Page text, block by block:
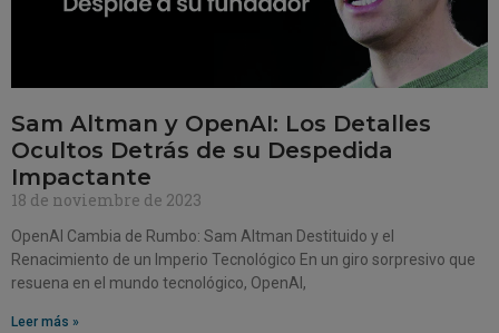
Sam Altman y OpenAI: Los Detalles
Ocultos Detrás de su Despedida
Impactante
18 de noviembre de 2023
OpenAI Cambia de Rumbo: Sam Altman Destituido y el
Renacimiento de un Imperio Tecnológico En un giro sorpresivo que
resuena en el mundo tecnológico, OpenAI,
Leer más »